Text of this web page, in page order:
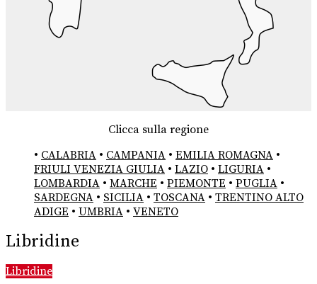
Clicca sulla regione
• CALABRIA • CAMPANIA • EMILIA ROMAGNA •
FRIULI VENEZIA GIULIA • LAZIO • LIGURIA •
LOMBARDIA • MARCHE • PIEMONTE • PUGLIA •
SARDEGNA • SICILIA • TOSCANA • TRENTINO ALTO
ADIGE • UMBRIA • VENETO
Libridine
Libridine